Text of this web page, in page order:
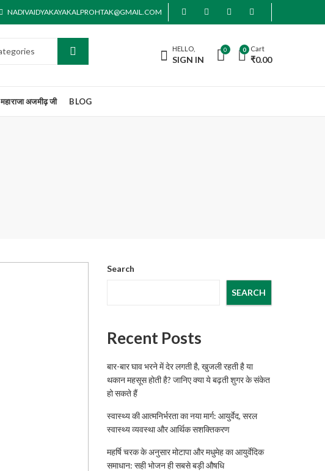
NADIVAIDYAKAYAKALPROHTAK@GMAIL.COM
HELLO,
SIGN IN
0 0 Cart
₹0.00
महाराजा अजमीढ़ जी BLOG
Search
SEARCH
Recent Posts
बार-बार घाव भरने में देर लगती है, खुजली रहती है या
थकान महसूस होती है? जानिए क्या ये बढ़ती शुगर के संकेत
हो सकते हैं
स्वास्थ्य की आत्मनिर्भरता का नया मार्ग: आयुर्वेद, सरल
स्वास्थ्य व्यवस्था और आर्थिक सशक्तिकरण
महर्षि चरक के अनुसार मोटापा और मधुमेह का आयुर्वेदिक
समाधान: सही भोजन ही सबसे बड़ी औषधि